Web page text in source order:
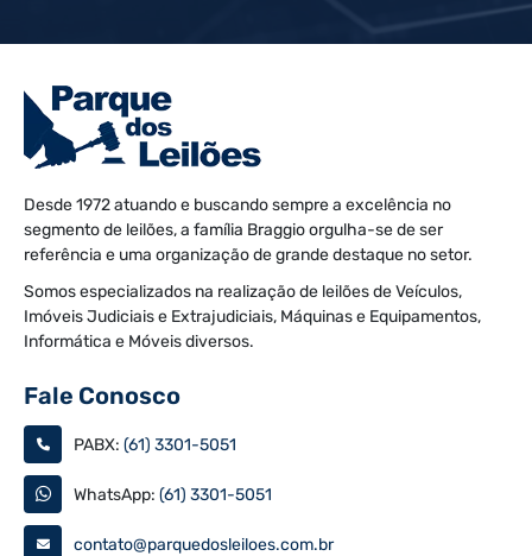
Desde 1972 atuando e buscando sempre a excelência no
segmento de leilões, a família Braggio orgulha-se de ser
referência e uma organização de grande destaque no setor.
Somos especializados na realização de leilões de Veículos,
Imóveis Judiciais e Extrajudiciais, Máquinas e Equipamentos,
Informática e Móveis diversos.
Fale Conosco
PABX: (61) 3301-5051
WhatsApp: (61) 3301-5051
contato@parquedosleiloes.com.br